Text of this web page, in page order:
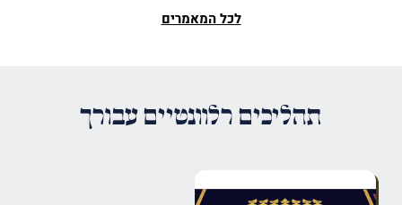
לכל המאמרים
תהליכים רלוונטיים עבורך